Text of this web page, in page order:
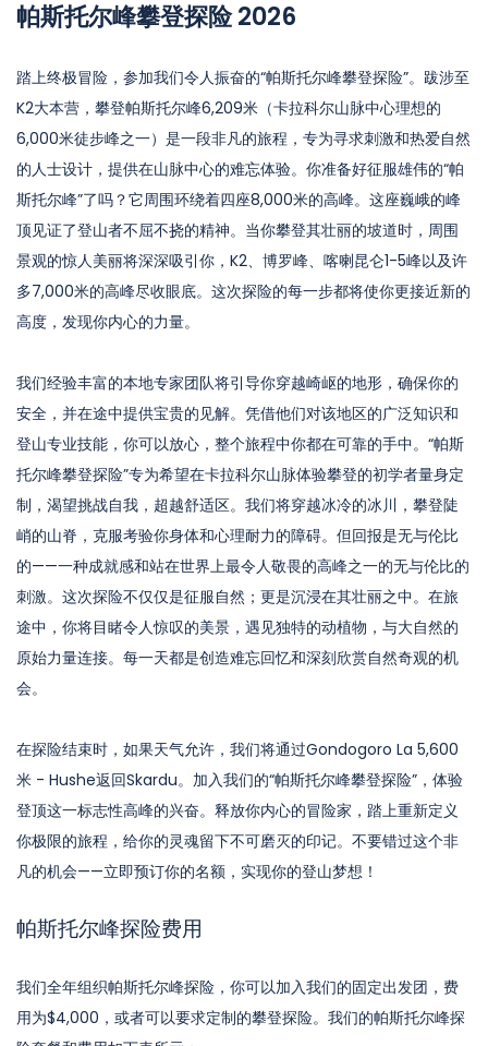
帕斯托尔峰攀登探险 2026
踏上终极冒险，参加我们令人振奋的“帕斯托尔峰攀登探险”。跋涉至
K2大本营，攀登帕斯托尔峰6,209米（卡拉科尔山脉中心理想的
6,000米徒步峰之一）是一段非凡的旅程，专为寻求刺激和热爱自然
的人士设计，提供在山脉中心的难忘体验。你准备好征服雄伟的“帕
斯托尔峰”了吗？它周围环绕着四座8,000米的高峰。这座巍峨的峰
顶见证了登山者不屈不挠的精神。当你攀登其壮丽的坡道时，周围
景观的惊人美丽将深深吸引你，K2、博罗峰、喀喇昆仑1-5峰以及许
多7,000米的高峰尽收眼底。这次探险的每一步都将使你更接近新的
高度，发现你内心的力量。
我们经验丰富的本地专家团队将引导你穿越崎岖的地形，确保你的
安全，并在途中提供宝贵的见解。凭借他们对该地区的广泛知识和
登山专业技能，你可以放心，整个旅程中你都在可靠的手中。“帕斯
托尔峰攀登探险”专为希望在卡拉科尔山脉体验攀登的初学者量身定
制，渴望挑战自我，超越舒适区。我们将穿越冰冷的冰川，攀登陡
峭的山脊，克服考验你身体和心理耐力的障碍。但回报是无与伦比
的——一种成就感和站在世界上最令人敬畏的高峰之一的无与伦比的
刺激。这次探险不仅仅是征服自然；更是沉浸在其壮丽之中。在旅
途中，你将目睹令人惊叹的美景，遇见独特的动植物，与大自然的
原始力量连接。每一天都是创造难忘回忆和深刻欣赏自然奇观的机
会。
在探险结束时，如果天气允许，我们将通过Gondogoro La 5,600
米 - Hushe返回Skardu。加入我们的“帕斯托尔峰攀登探险”，体验
登顶这一标志性高峰的兴奋。释放你内心的冒险家，踏上重新定义
你极限的旅程，给你的灵魂留下不可磨灭的印记。不要错过这个非
凡的机会——立即预订你的名额，实现你的登山梦想！
帕斯托尔峰探险费用
我们全年组织帕斯托尔峰探险，你可以加入我们的固定出发团，费
用为$4,000，或者可以要求定制的攀登探险。我们的帕斯托尔峰探